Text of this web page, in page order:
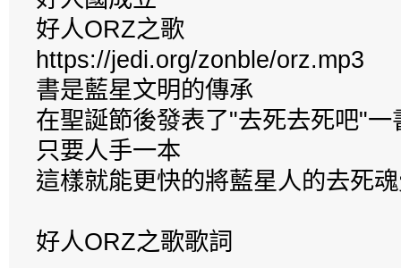
好人ORZ之歌
https://jedi.org/zonble/orz.mp3
書是藍星文明的傳承
在聖誕節後發表了"去死去死吧"一
只要人手一本
這樣就能更快的將藍星人的去死
好人ORZ之歌歌詞